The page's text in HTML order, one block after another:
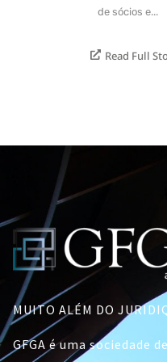
de sócios e...
Read Full
MUITO ALÉM DO
GFGA é uma sociedade de